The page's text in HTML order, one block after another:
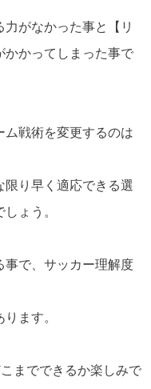
がなかった事と【リ
かかってしまった事で
戦術を変更するのは
り早く適応できる選
ょう。
事で、サッカー理解度
ます。
までできるか楽しみで